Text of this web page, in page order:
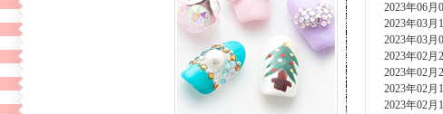
2023年06
2023年03
2023年03
2023年02
2023年02
2023年02
2023年02